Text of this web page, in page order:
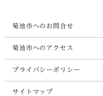
菊池市へのお問合せ
菊池市へのアクセス
プライバシーポリシー
サイトマップ